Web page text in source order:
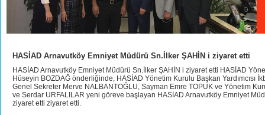
HASİAD Arnavutköy Emniyet Müdürü Sn.İlker ŞAHİN i ziyaret etti
HASİAD Arnavutköy Emniyet Müdürü Sn.İlker ŞAHİN i ziyaret etti HASİAD
Hüseyin BOZDAĞ önderliğinde, HASİAD Yönetim Kurulu Başkan Yardımcısı
Genel Sekreter Merve NALBANTOĞLU, Sayman Emre TOPUK ve Yönetim
ve Serdar URFALILAR yeni göreve başlayan HASİAD Arnavutköy Emniyet
ziyaret etti ziyaret etti.